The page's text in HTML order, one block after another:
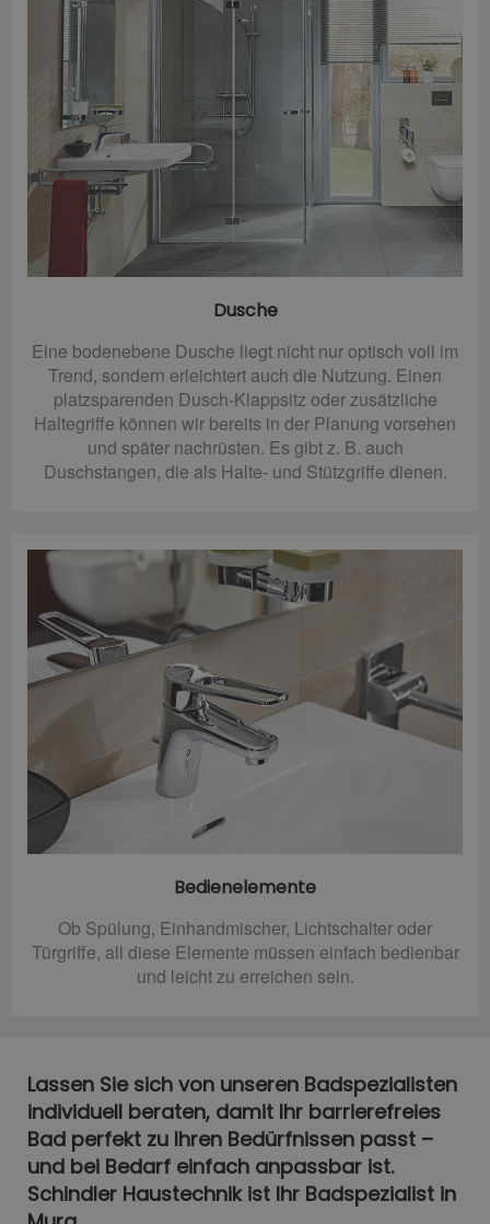
Dusche
Eine bodenebene Dusche liegt nicht nur optisch voll im
Trend, sondern erleichtert auch die Nutzung. Einen
platzsparenden Dusch-Klappsitz oder zusätzliche
Haltegriffe können wir bereits in der Planung vorsehen
und später nachrüsten. Es gibt z. B. auch
Duschstangen, die als Halte- und Stützgriffe dienen.
Bedienelemente
Ob Spülung, Einhandmischer, Lichtschalter oder
Türgriffe, all diese Elemente müssen einfach bedienbar
und leicht zu erreichen sein.
Lassen Sie sich von unseren Badspezialisten
individuell beraten, damit Ihr barrierefreies
Bad perfekt zu Ihren Bedürfnissen passt –
und bei Bedarf einfach anpassbar ist.
Schindler Haustechnik ist Ihr Badspezialist in